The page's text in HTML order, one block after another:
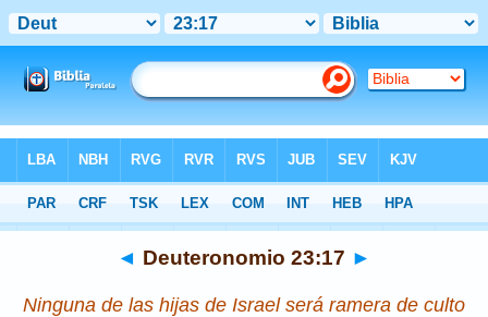
>Deuteronomio >Capítulo 23 > Verso 17
◄ Deuteronomio 23:17 ►
Ninguna de las hijas de Israel será ramera de culto